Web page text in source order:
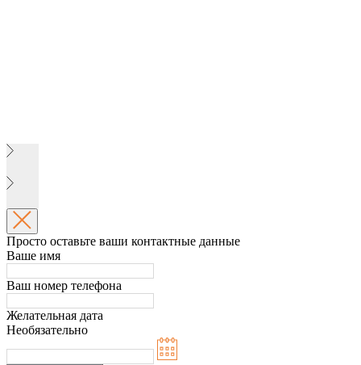
Просто оставьте ваши контактные данные
Ваше имя
Ваш номер телефона
Желательная дата
Необязательно